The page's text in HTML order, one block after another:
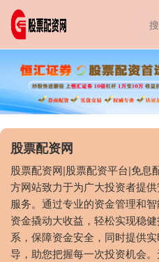
股票配资网
股票配资网|股票配资平台|免息
方网站致力于为广大投资者提
服务。通过专业的资金管理和
资金撬动大收益，轻松实现稳
系，保障资金安全，同时提供
导，助您把握每一次投资机会